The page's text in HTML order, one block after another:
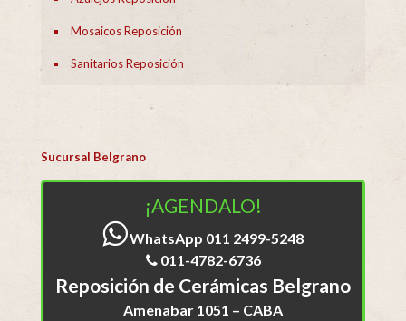
Mosaicos Reposición
Sanitarios Reposición
Sucursal Belgrano
¡AGENDALO!
WhatsApp 011 2499-5248
011-4782-6736
Reposición de Cerámicas Belgrano
Amenabar 1051 – CABA